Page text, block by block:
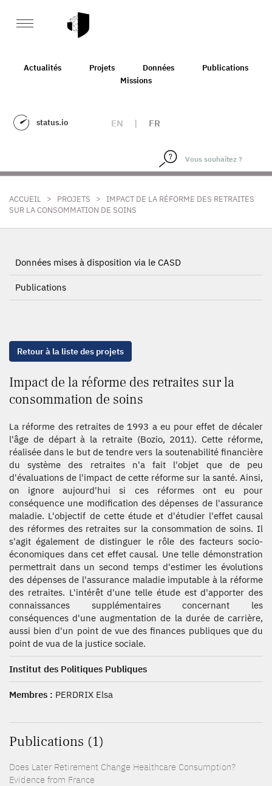
Actualités Projets Données
Publications
Missions
status.io EN | FR
ACCUEIL > PROJETS > IMPACT DE LA RÉFORME DES RETRAITES
SUR LA CONSOMMATION DE SOINS
Données mises à disposition via le CASD
Publications
Retour à la liste des projets
Impact de la réforme des retraites sur la
consommation de soins
La réforme des retraites de 1993 a eu pour effet de décaler
l'âge de départ à la retraite (Bozio, 2011). Cette réforme,
réalisée dans le but de tendre vers la soutenabilité financière
du système des retraites n'a fait l'objet que de peu
d'évaluations de l'impact de cette réforme sur la santé. Ainsi,
on ignore aujourd'hui si ces réformes ont eu pour
conséquence une modification des dépenses de l'assurance
maladie. L'objectif de cette étude et d'étudier l'effet causal
des réformes des retraites sur la consommation de soins. Il
s'agit également de distinguer le rôle des facteurs socio-
économiques dans cet effet causal. Une telle démonstration
permettrait dans un second temps d'estimer les évolutions
des dépenses de l'assurance maladie imputable à la réforme
des retraites. L'intérêt d'une telle étude est d'apporter des
connaissances supplémentaires concernant les
conséquences d'une augmentation de la durée de carrière,
aussi bien d'un point de vue des finances publiques que du
point de vua de la justice sociale.
Institut des Politiques Publiques
Membres : PERDRIX Elsa
Publications (1)
Does Later Retirement Change Healthcare Consumption?
Evidence from France